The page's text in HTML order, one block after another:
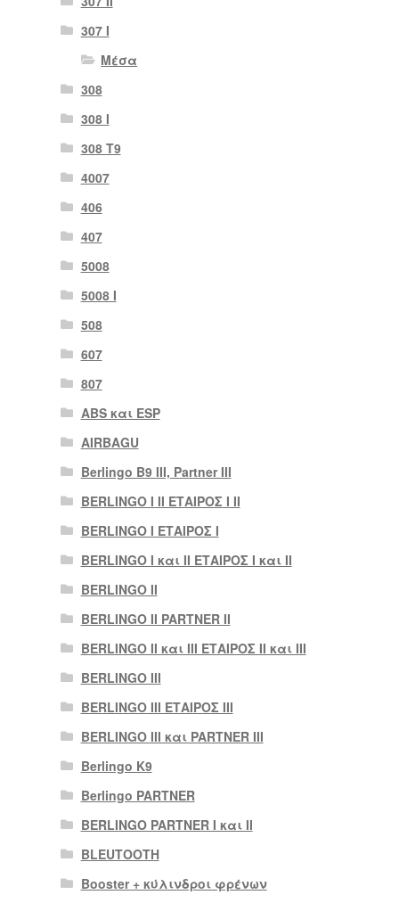
307 Ι
Μέσα
308
308 Ι
308 Τ9
4007
406
407
5008
5008 Ι
508
607
807
ABS και ESP
AIRBAGU
Berlingo B9 III, Partner III
BERLINGO I II ΕΤΑΙΡΟΣ I II
BERLINGO I ΕΤΑΙΡΟΣ Ι
BERLINGO I και II ΕΤΑΙΡΟΣ I και II
BERLINGO II
BERLINGO II PARTNER II
BERLINGO II και III ΕΤΑΙΡΟΣ II και III
BERLINGO III
BERLINGO III ΕΤΑΙΡΟΣ III
BERLINGO III και PARTNER III
Berlingo K9
Berlingo PARTNER
BERLINGO PARTNER I και II
BLEUTOOTH
Booster + κύλινδροι φρένων